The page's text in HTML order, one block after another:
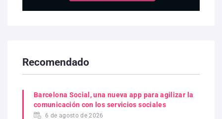
Recomendado
Barcelona Social, una nueva app para agilizar la
comunicación con los servicios sociales
6 de agosto de 2026